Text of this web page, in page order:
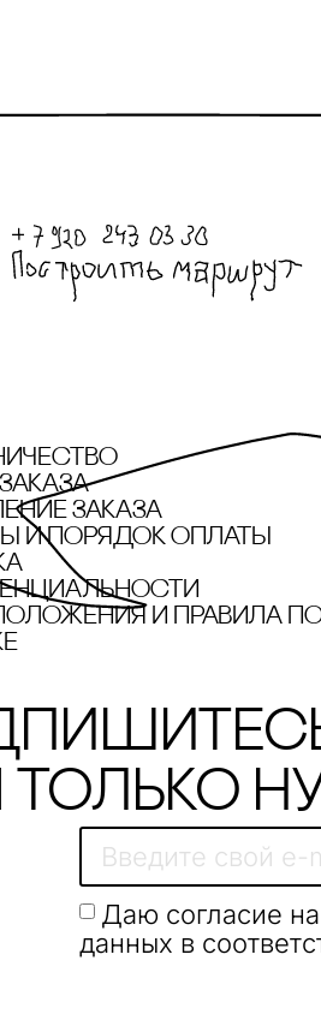
заказа
и порядок оплаты
и правила
только
Даю согласие
данных в